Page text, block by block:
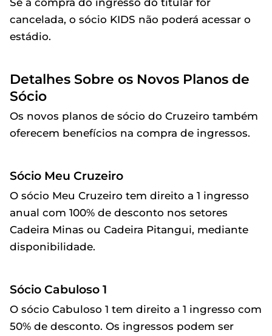
cancelada, o sócio KIDS não poderá acessar o
estádio.
Detalhes Sobre os Novos Planos de
Sócio
Os novos planos de sócio do Cruzeiro também
oferecem benefícios na compra de ingressos.
Sócio Meu Cruzeiro
O sócio Meu Cruzeiro tem direito a 1 ingresso
anual com 100% de desconto nos setores
Cadeira Minas ou Cadeira Pitangui, mediante
disponibilidade.
Sócio Cabuloso 1
O sócio Cabuloso 1 tem direito a 1 ingresso com
50% de desconto. Os ingressos podem ser